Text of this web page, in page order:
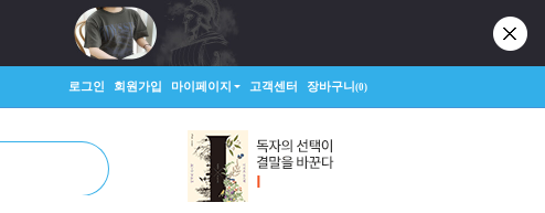
로그인 회원가입 마이페이지 고객센터 장바구니(0)